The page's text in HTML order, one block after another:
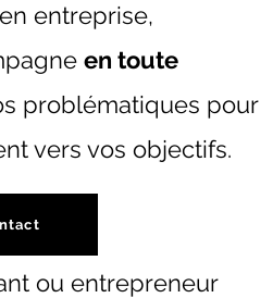
entreprise,
en toute
problématiques pour
vers vos objectifs.
ou entrepreneur